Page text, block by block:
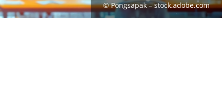
© Pongsapak – stock.adobe.com